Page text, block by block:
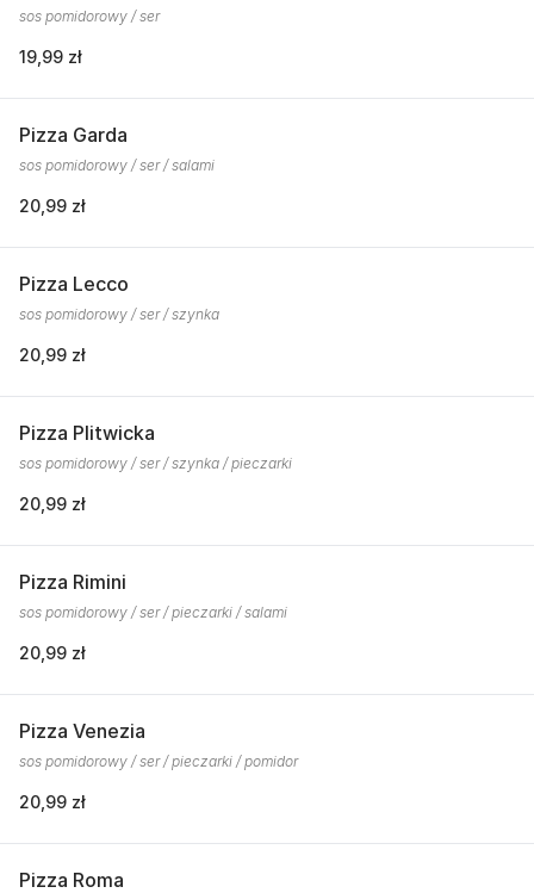
sos pomidorowy / ser
19,99 zł
Pizza Garda
sos pomidorowy / ser / salami
20,99 zł
Pizza Lecco
sos pomidorowy / ser / szynka
20,99 zł
Pizza Plitwicka
sos pomidorowy / ser / szynka / pieczarki
20,99 zł
Pizza Rimini
sos pomidorowy / ser / pieczarki / salami
20,99 zł
Pizza Venezia
sos pomidorowy / ser / pieczarki / pomidor
20,99 zł
Pizza Roma